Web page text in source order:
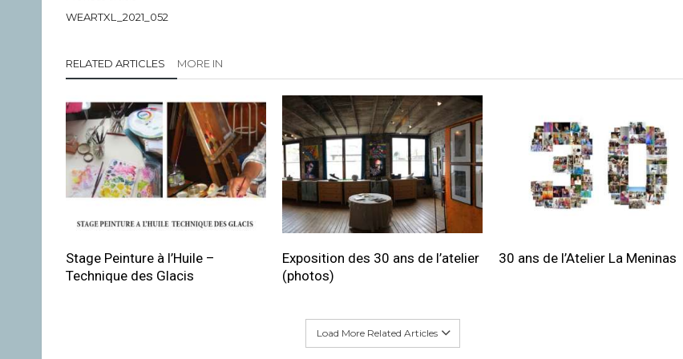
WEARTXL_2021_052
RELATED ARTICLES MORE IN
Stage Peinture à l’Huile –
Technique des Glacis
Exposition des 30 ans de l’atelier
(photos)
30 ans de l’Atelier La Meninas
Load More Related Articles